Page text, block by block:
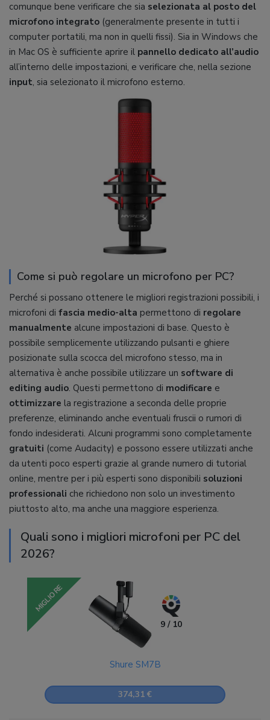
comunque bene verificare che sia selezionata al posto del
microfono integrato (generalmente presente in tutti i
computer portatili, ma non in quelli fissi). Sia in Windows che
in Mac OS è sufficiente aprire il pannello dedicato all’audio
all’interno delle impostazioni, e verificare che, nella sezione
input, sia selezionato il microfono esterno.
Come si può regolare un microfono per PC?
Perché si possano ottenere le migliori registrazioni possibili, i
microfoni di fascia medio-alta permettono di regolare
manualmente alcune impostazioni di base. Questo è
possibile semplicemente utilizzando pulsanti e ghiere
posizionate sulla scocca del microfono stesso, ma in
alternativa è anche possibile utilizzare un software di
editing audio. Questi permettono di modificare e
ottimizzare la registrazione a seconda delle proprie
preferenze, eliminando anche eventuali fruscii o rumori di
fondo indesiderati. Alcuni programmi sono completamente
gratuiti (come Audacity) e possono essere utilizzati anche
da utenti poco esperti grazie al grande numero di tutorial
online, mentre per i più esperti sono disponibili soluzioni
professionali che richiedono non solo un investimento
piuttosto alto, ma anche una maggiore esperienza.
Quali sono i migliori microfoni per PC del
2026?
MIGLIORE
9 / 10
Shure SM7B
374,31 €